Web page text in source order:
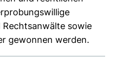
sowie
gewonnen werden.